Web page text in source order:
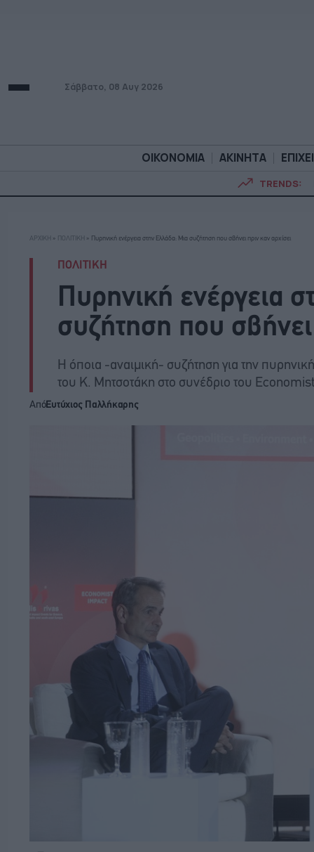
Σάββατο, 08 Αυγ 2026
ΟΙΚΟΝΟΜΙΑ ΑΚΙΝΗΤΑ
TRENDS:
ΟΙΚΟΝΟΜΙΑ ΑΚΙΝΗΤΑ
ΑΡΧΙΚΗ » ΠΟΛΙΤΙΚΗ » Πυρηνική ενέργεια στην Ελλάδα: Μια συζήτηση που σβήνει πριν καν αρχίσει
ΠΟΛΙΤΙΚΗ
Πυρηνική ενέργεια
συζήτηση που σβήνει
Η όποια -αναιμική- συζήτηση για την
του Κ. Μητσοτάκη στο συνέδριο του Economist
ΑπόΕυτύχιος Παλλήκαρης